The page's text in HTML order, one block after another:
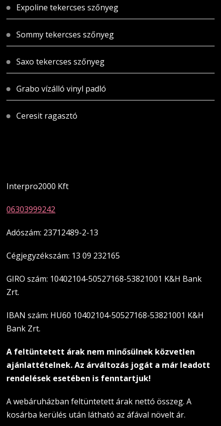
Expoline tekercses szőnyeg
Sommy tekercses szőnyeg
Saxo tekercses szőnyeg
Grabo vízálló vinyl padló
Ceresit ragasztó
Interpro2000 Kft
06303999242
Adószám: 23712489-2-13
Cégjegyzékszám: 13 09 232165
GIRO szám: 10402104-50527168-53821001 K&H Bank
Zrt.
IBAN szám: HU60 10402104-50527168-53821001 K&H
Bank Zrt.
A feltüntetett árak nem minősülnek közvetlen
ajánlattételnek. Az árváltozás jogát a már leadott
rendelések esetében is fenntartjuk!
A webáruházban feltüntetett árak nettó összeg. A
kosárba kerülés után látható az áfával növelt ár.